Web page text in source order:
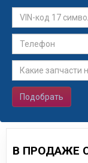
Подобрать
В ПРОДАЖЕ